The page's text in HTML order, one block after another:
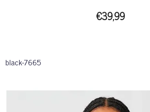
€39,99
black-7665